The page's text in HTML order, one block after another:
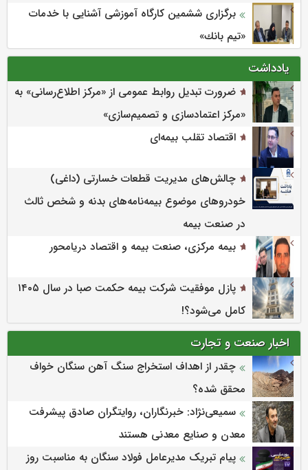
برگزاری ششمین كارگاه آموزشی آشنایی با خدمات
«تیم بانك»
یادداشت
ضرورت تبدیل روابط عمومی از «مرکز اطلاع‌رسانی» به
«مرکز اعتمادسازی و تصمیم‌سازی»
اقتصاد تقلب بیمه‌ای
چالش‌های مدیریت قطعات خسارتی (داغی)
خودروهای موضوع بیمه‌نامه‌های بدنه و شخص ثالث
در صنعت بیمه
بیمه مرکزی، صنعت بیمه و اقتصاد دریامحور
پازل موفقیت شرکت بیمه حکمت صبا در سال ۱۴۰۵
کامل می‌شود؟!
اخبار صنعت و تجارت
چقدر از اهداف استخراج سنگ آهن سنگان خواف
محقق شده؟
سمیعی‌نژاد: خبرنگاران، روایتگران صادق پیشرفت
معدن و صنایع معدنی هستند
پیام تبریک مدیرعامل فولاد سنگان به مناسبت روز